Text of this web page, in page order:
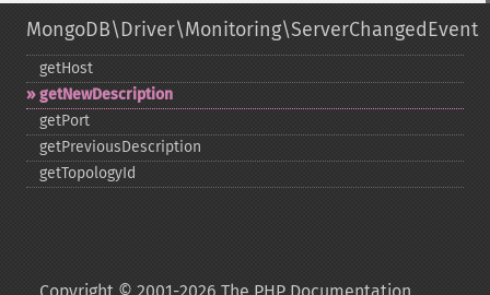
MongoDB\Driver\Monitoring\ServerChangedEvent
getHost
getNewDescription
getPort
getPreviousDescription
getTopologyId